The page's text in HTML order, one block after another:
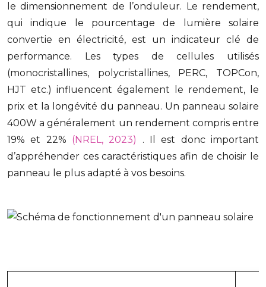
le dimensionnement de l’onduleur. Le rendement,
qui indique le pourcentage de lumière solaire
convertie en électricité, est un indicateur clé de
performance. Les types de cellules utilisés
(monocristallines, polycristallines, PERC, TOPCon,
HJT etc.) influencent également le rendement, le
prix et la longévité du panneau. Un panneau solaire
400W a généralement un rendement compris entre
19% et 22% (NREL, 2023) . Il est donc important
d’appréhender ces caractéristiques afin de choisir le
panneau le plus adapté à vos besoins.